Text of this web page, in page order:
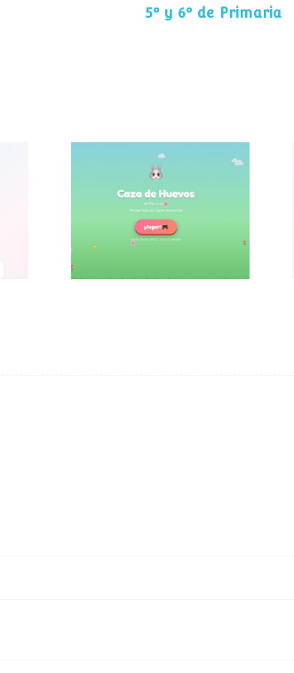
5º y 6º de Primaria
Caza de huevos